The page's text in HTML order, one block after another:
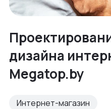
дизайна
Megatop.by
Интернет-магазин